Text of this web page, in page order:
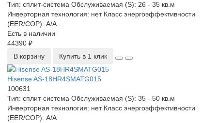
Тип: сплит-система Обслуживаемая (S): 26 - 35 кв.м
Инверторная технология: нетКласс энергоэффективности
(EER/COP): A/A
Есть в наличии
44390 ₽
В корзину
Купить в 1 клик
Hisense AS-18HR4SMATG015
100631
Тип: сплит-система Обслуживаемая (S): 35 - 50 кв.м
Инверторная технология: нетКласс энергоэффективности
(EER/COP): A/A